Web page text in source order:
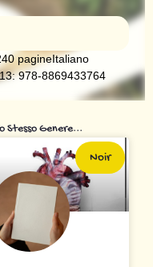
pagineItaliano
978-8869433764
Stesso Genere...
Noir